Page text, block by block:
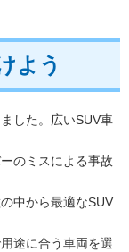
よう
した。広いSUV車
のミスによる事故
中から最適なSUV
途に合う車両を選